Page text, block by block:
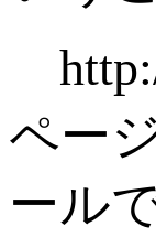
ペー
ール